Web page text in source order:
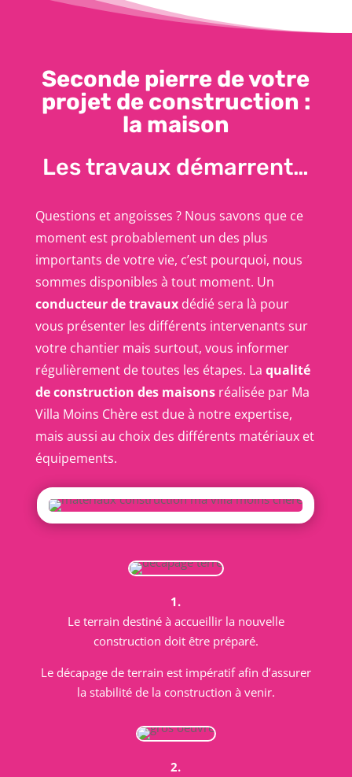
Seconde pierre de votre
projet de construction :
la maison
Les travaux démarrent…
Questions et angoisses ? Nous savons que ce
moment est probablement un des plus
importants de votre vie, c’est pourquoi, nous
sommes disponibles à tout moment. Un
conducteur de travauxdédié sera là pour
vous présenter les différents intervenants sur
votre chantier mais surtout, vous informer
régulièrement de toutes les étapes. La qualité
de construction des maisonsréalisée par Ma
Villa Moins Chère est due à notre expertise,
mais aussi au choix des différents matériaux et
équipements.
1.
Le terrain destiné à accueillir la nouvelle
construction doit être préparé.
Le décapage de terrain est impératif afin d’assurer
la stabilité de la construction à venir.
2.